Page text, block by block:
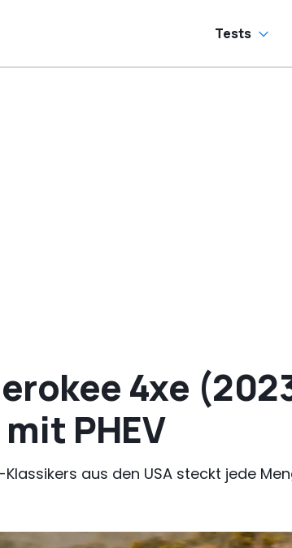
Tests
4xe
PHEV
aus den USA steckt jede